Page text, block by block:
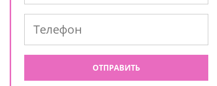
ОТПРАВИТЬ